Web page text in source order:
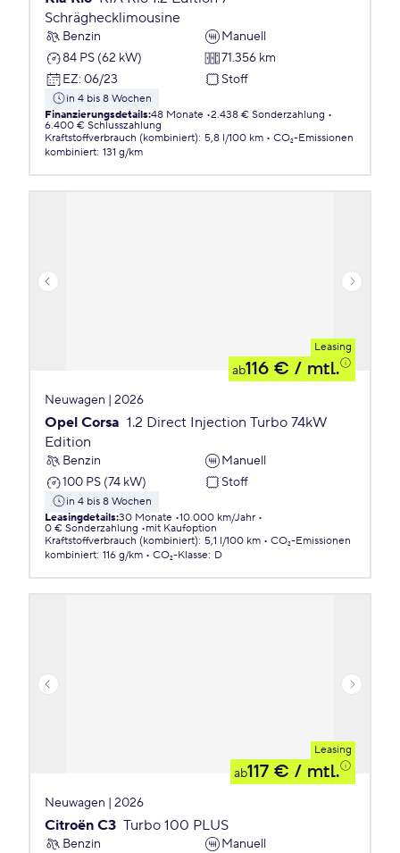
Schräghecklimousine
Benzin
Manuell
84 PS (62 kW)
71.356 km
EZ: 06/23 Stoff
in 4 bis 8 Wochen
Finanzierungsdetails:48 Monate 2.438 € Sonderzahlung
6.400 € Schlusszahlung
Kraftstoffverbrauch (kombiniert): 5,8 l/100 km
CO₂-Emissionen
kombiniert: 131 g/km
Leasing
ab116 € / mtl.
Neuwagen | 2026
Opel Corsa 1.2 Direct Injection Turbo 74kW
Edition
Benzin
Manuell
100 PS (74 kW)
Stoff
in 4 bis 8 Wochen
Leasingdetails:30 Monate 10.000 km/Jahr
0 € Sonderzahlung
mit Kaufoption
Kraftstoffverbrauch (kombiniert): 5,1 l/100 km
CO₂-Emissionen
kombiniert: 116 g/km CO₂-Klasse: D
Leasing
ab117 € / mtl.
Neuwagen | 2026
Citroën C3 Turbo 100 PLUS
Benzin
Manuell